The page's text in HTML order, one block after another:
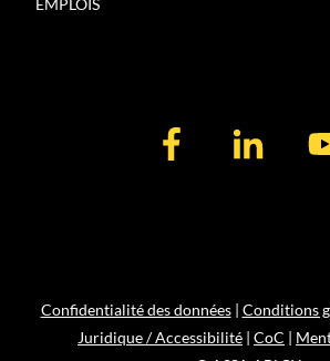
Confidentialité des données| Conditions
Juridique / Accessibilité | CoC |